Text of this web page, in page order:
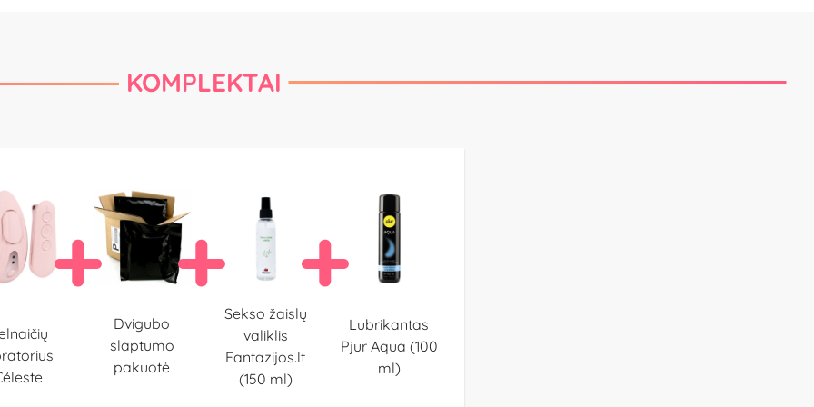
KOMPLEKTAI
Dvigubo
slaptumo
pakuotė
Sekso žaislų
valiklis
Fantazijos.lt
(150 ml)
Lubrikantas
Pjur Aqua (100
ml)